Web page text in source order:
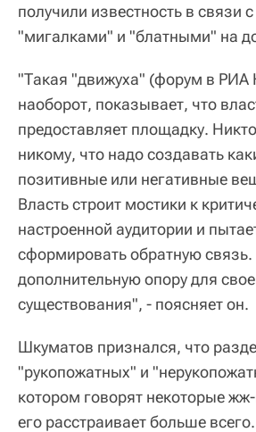
получили известность в связи
"мигалками" и "блатными" на
"Такая "движуха" (форум в РИА
наоборот, показывает, что
предоставляет площадку.
никому, что надо создавать
позитивные или негативные
Власть строит мостики к
настроенной аудитории и
сформировать обратную
дополнительную опору для
существования", - поясняет он.
Шкуматов признался, что
"рукопожатных" и
котором говорят некоторые
его расстраивает больше всего.